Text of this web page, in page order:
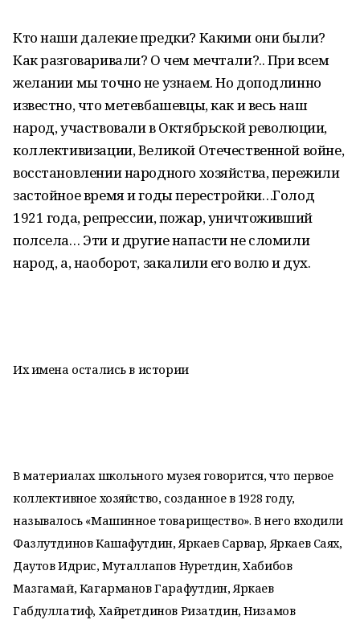
Кто наши далекие предки? Какими они были?
Как разговаривали? О чем мечтали?.. При всем
желании мы точно не узнаем. Но доподлинно
известно, что метевбашевцы, как и весь наш
народ, участвовали в Октябрьской революции,
коллективизации, Великой Отечественной войне,
восстановлении народного хозяйства, пережили
застойное время и годы перестройки…Голод
1921 года, репрессии, пожар, уничтоживший
полсела… Эти и другие напасти не сломили
народ, а, наоборот, закалили его волю и дух.
Их имена остались в истории
В материалах школьного музея говорится, что первое
коллективное хозяйство, созданное в 1928 году,
называлось «Машинное товарищество». В него входили
Фазлутдинов Кашафутдин, Яркаев Сарвар, Яркаев Саях,
Даутов Идрис, Муталлапов Нуретдин, Хабибов
Мазгамай, Кагарманов Гарафутдин, Яркаев
Габдуллатиф, Хайретдинов Ризатдин, Низамов